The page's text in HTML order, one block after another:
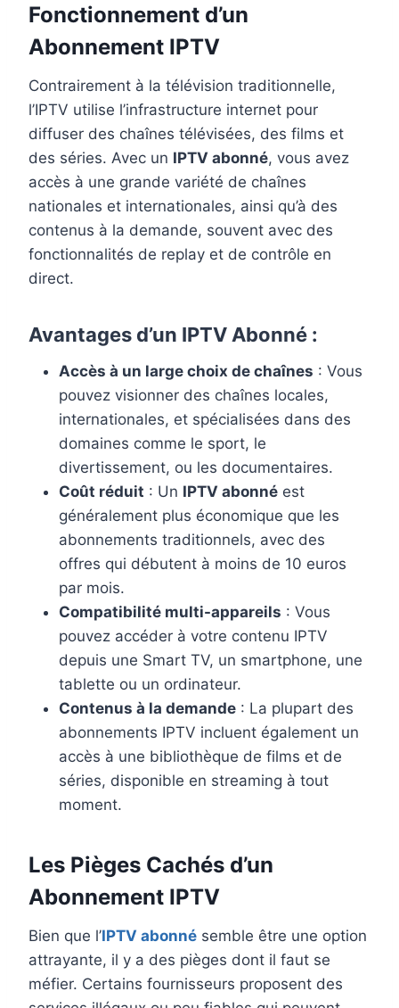
Fonctionnement d’un
Abonnement IPTV
Contrairement à la télévision traditionnelle,
l’IPTV utilise l’infrastructure internet pour
diffuser des chaînes télévisées, des films et
des séries. Avec un IPTV abonné, vous avez
accès à une grande variété de chaînes
nationales et internationales, ainsi qu’à des
contenus à la demande, souvent avec des
fonctionnalités de replay et de contrôle en
direct.
Avantages d’un IPTV Abonné :
Accès à un large choix de chaînes : Vous
pouvez visionner des chaînes locales,
internationales, et spécialisées dans des
domaines comme le sport, le
divertissement, ou les documentaires.
Coût réduit : Un IPTV abonné est
généralement plus économique que les
abonnements traditionnels, avec des
offres qui débutent à moins de 10 euros
par mois.
Compatibilité multi-appareils : Vous
pouvez accéder à votre contenu IPTV
depuis une Smart TV, un smartphone, une
tablette ou un ordinateur.
Contenus à la demande : La plupart des
abonnements IPTV incluent également un
accès à une bibliothèque de films et de
séries, disponible en streaming à tout
moment.
Les Pièges Cachés d’un
Abonnement IPTV
Bien que l’IPTV abonné semble être une option
attrayante, il y a des pièges dont il faut se
méfier. Certains fournisseurs proposent des